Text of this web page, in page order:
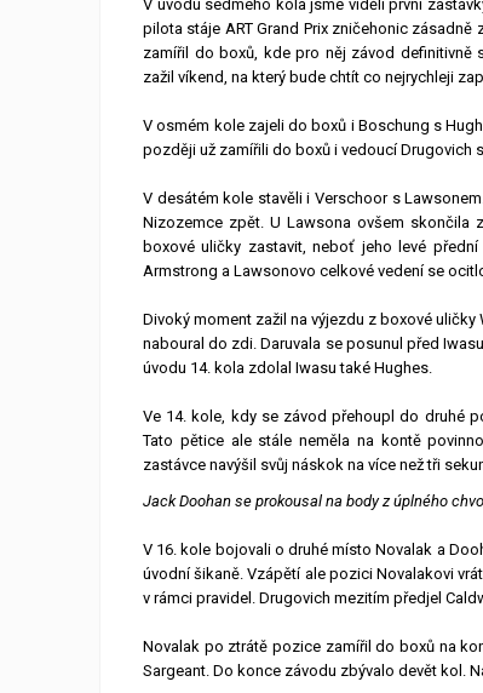
V úvodu sedmého kola jsme viděli první
pilota stáje ART Grand Prix zničehonic
zamířil do boxů, kde pro něj závod definitivně
zažil víkend, na který bude chtít co nejrychleji
V osmém kole zajeli do boxů i Boschung s
později už zamířili do boxů i vedoucí Drugovich
V desátém kole stavěli i Verschoor s
Nizozemce zpět. U Lawsona ovšem skončila
boxové uličky zastavit, neboť jeho levé
Armstrong a Lawsonovo celkové vedení se
Divoký moment zažil na výjezdu z boxové
naboural do zdi. Daruvala se posunul před
úvodu 14. kola zdolal Iwasu také Hughes.
Ve 14. kole, kdy se závod přehoupl do druhé
Tato pětice ale stále neměla na kontě
zastávce navýšil svůj náskok na více než tři
Jack Doohan se prokousal na body z úplného
V 16. kole bojovali o druhé místo Novalak a
úvodní šikaně. Vzápětí ale pozici Novalakovi
v rámci pravidel. Drugovich mezitím předjel
Novalak po ztrátě pozice zamířil do boxů na
Sargeant. Do konce závodu zbývalo devět kol.